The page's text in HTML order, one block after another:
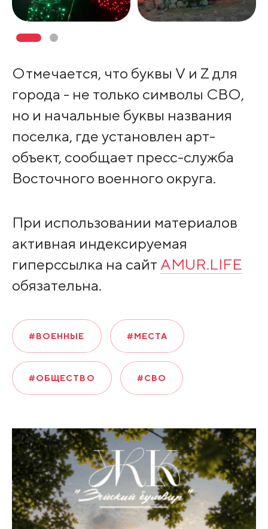
Отмечается, что буквы V и Z для
города - не только символы СВО,
но и начальные буквы названия
поселка, где установлен арт-
объект, сообщает пресс-служба
Восточного военного округа.
При использовании материалов
активная индексируемая
гиперссылка на сайт AMUR.LIFE
обязательна.
#ВОЕННЫЕ #МЕСТА
#ОБЩЕСТВО #СВО